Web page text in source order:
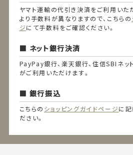
ヤマト運輸の代引き決済をご利用いた
より手数料が異なりますので、こちらの
ジにて手数料をご確認ください。
ネット銀行決済
PayPay銀行、楽天銀行、住信SBIネッ
がご利用いただけます。
銀行振込
こちらの ショッピングガイドページに
ださい。